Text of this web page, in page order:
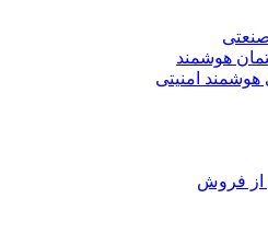
هوشمند
امنیتی
فروش